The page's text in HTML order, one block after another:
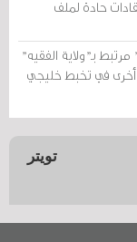
حادة لملف
بـ"ولاية الفقيه"
في تخبط خليجي
تويتر